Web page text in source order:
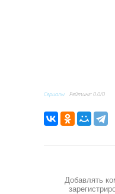
Сериалы Рейтинг:0.0/0
Добавлять